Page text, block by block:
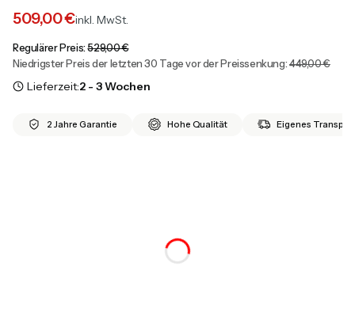
509,00 €inkl. MwSt.
Regulärer Preis: 529,00 €
Niedrigster Preis der letzten 30 Tage vor der Preissenkung: 449,00 €
Lieferzeit:2 - 3 Wochen
2 Jahre Garantie Hohe Qualität Eigenes